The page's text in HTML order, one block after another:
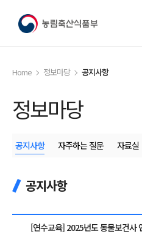
바로가기
Home 정보마당 공지사항
정보마당
공지사항 자주하는 질문 자료실
공지사항
[연수교육] 2025년도 동물보건사